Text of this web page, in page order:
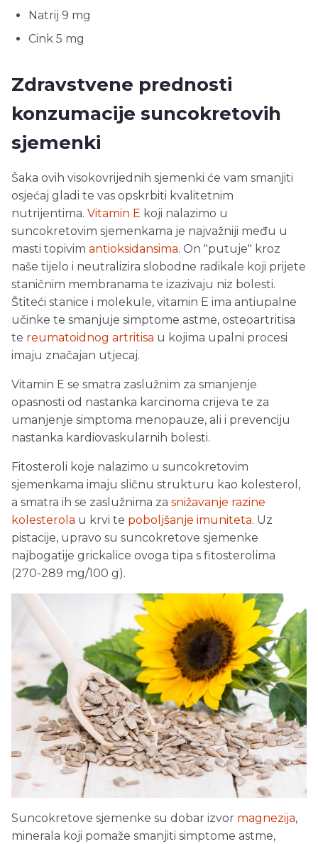
Natrij 9 mg
Cink 5 mg
Zdravstvene prednosti
konzumacije suncokretovih
sjemenki
Šaka ovih visokovrijednih sjemenki će vam smanjiti
osjećaj gladi te vas opskrbiti kvalitetnim
nutrijentima. Vitamin E koji nalazimo u
suncokretovim sjemenkama je najvažniji među u
masti topivim antioksidansima. On "putuje" kroz
naše tijelo i neutralizira slobodne radikale koji prijete
staničnim membranama te izazivaju niz bolesti.
Štiteći stanice i molekule, vitamin E ima antiupalne
učinke te smanjuje simptome astme, osteoartritisa
te reumatoidnog artritisa u kojima upalni procesi
imaju značajan utjecaj.
Vitamin E se smatra zaslužnim za smanjenje
opasnosti od nastanka karcinoma crijeva te za
umanjenje simptoma menopauze, ali i prevenciju
nastanka kardiovaskularnih bolesti.
Fitosteroli koje nalazimo u suncokretovim
sjemenkama imaju sličnu strukturu kao kolesterol,
a smatra ih se zaslužnima za snižavanje razine
kolesterola u krvi te poboljšanje imuniteta. Uz
pistacije, upravo su suncokretove sjemenke
najbogatije grickalice ovoga tipa s fitosterolima
(270-289 mg/100 g).
Suncokretove sjemenke su dobar izvor magnezija,
minerala koji pomaže smanjiti simptome astme,